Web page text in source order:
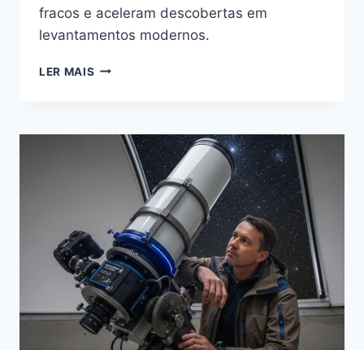
fracos e aceleram descobertas em
levantamentos modernos.
LER MAIS AGLOMERADOS
EMPILHAMENTO
TEMPO